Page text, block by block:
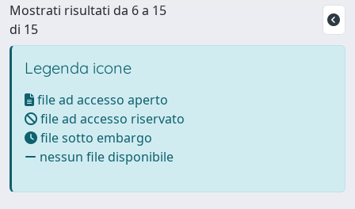
Mostrati risultati da 6 a 15
di 15
Legenda icone
file ad accesso aperto
file ad accesso riservato
file sotto embargo
nessun file disponibile